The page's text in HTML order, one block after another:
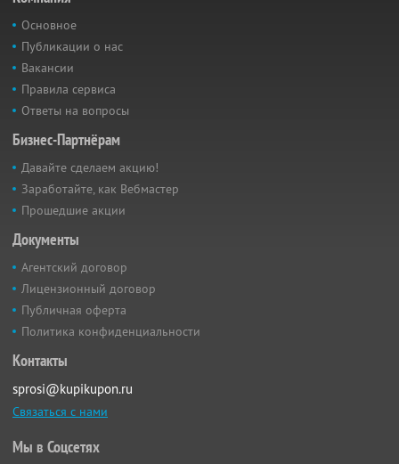
Основное
Публикации о нас
Вакансии
Правила сервиса
Ответы на вопросы
Бизнес-Партнёрам
Давайте сделаем акцию!
Заработайте, как Вебмастер
Прошедшие акции
Документы
Агентский договор
Лицензионный договор
Публичная оферта
Политика конфиденциальности
Контакты
sprosi@kupikupon.ru
Связаться с нами
Мы в Соцсетях